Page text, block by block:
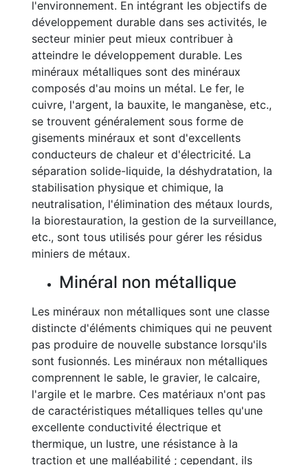
l'environnement. En intégrant les objectifs de
développement durable dans ses activités, le
secteur minier peut mieux contribuer à
atteindre le développement durable. Les
minéraux métalliques sont des minéraux
composés d'au moins un métal. Le fer, le
cuivre, l'argent, la bauxite, le manganèse, etc.,
se trouvent généralement sous forme de
gisements minéraux et sont d'excellents
conducteurs de chaleur et d'électricité. La
séparation solide-liquide, la déshydratation, la
stabilisation physique et chimique, la
neutralisation, l'élimination des métaux lourds,
la biorestauration, la gestion de la surveillance,
etc., sont tous utilisés pour gérer les résidus
miniers de métaux.
Minéral non métallique
Les minéraux non métalliques sont une classe
distincte d'éléments chimiques qui ne peuvent
pas produire de nouvelle substance lorsqu'ils
sont fusionnés. Les minéraux non métalliques
comprennent le sable, le gravier, le calcaire,
l'argile et le marbre. Ces matériaux n'ont pas
de caractéristiques métalliques telles qu'une
excellente conductivité électrique et
thermique, un lustre, une résistance à la
traction et une malléabilité ; cependant, ils